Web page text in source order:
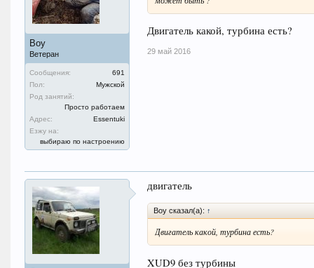
Boy
Ветеран
Сообщения:
691
Пол:
Мужской
Род занятий:
Просто работаем
Адрес:
Essentuki
Езжу на:
выбираю по настроению
Двигатель какой, турбина есть?
29 май 2016
двигатель
Boy сказал(а): ↑
Двигатель какой, турбина есть?
XUD9 без турбины